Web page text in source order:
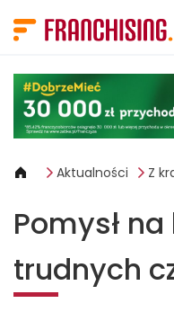
Aktualności Z
Pomysł
trudnych